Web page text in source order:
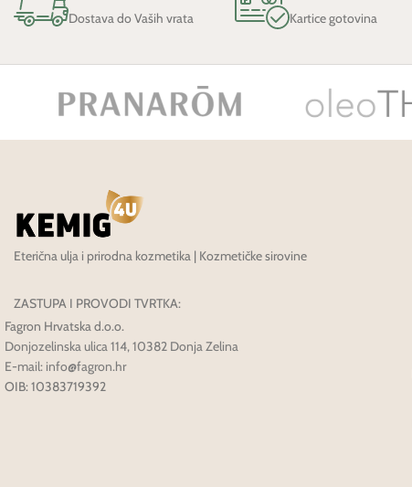
Dostava do Vaših vrata
Kartice gotovina
Eterična ulja i prirodna kozmetika | Kozmetičke sirovine
ZASTUPA I PROVODI TVRTKA:
Fagron Hrvatska d.o.o.
Donjozelinska ulica 114, 10382 Donja Zelina
E-mail: info@fagron.hr
OIB: 10383719392